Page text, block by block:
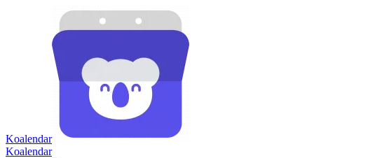
Koalendar
Koalendar